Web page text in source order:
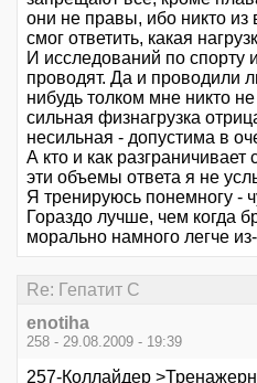
они не правы, ибо никто из
смог ответить, какая
И исследований по спорту
проводят. Да и проводили
нибудь толком мне никто
сильная физнагрузка
несильная - допустима в
А кто и как
эти объемы ответа я не
Я тренируюсь понемногу -
Гораздо лучше, чем когда
морально намного легче из-
Re: Гепатит С
enotiha
258 - 29.08.2009 - 19:39
257-Коллайдер